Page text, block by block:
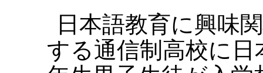
日本語教育に興味
する通信制高校に